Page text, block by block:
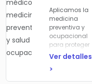
preventiva
y salud
ocupacional
Aplicamos la
medicina
preventiva y
ocupacional
para proteger
la salud de
trabajadores
y reducir los
Ver detalles
>